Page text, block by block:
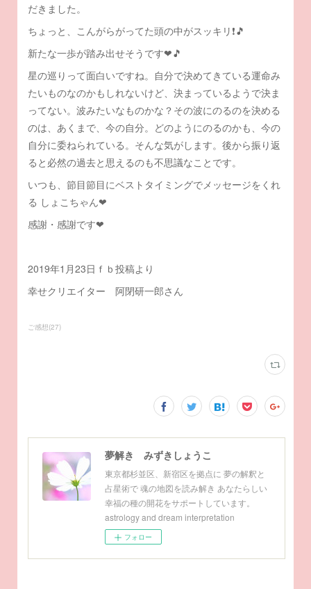
だきました。
ちょっと、こんがらがってた頭の中がスッキリ❗🎵
新たな一歩が踏み出せそうです❤🎵
星の巡りって面白いですね。自分で決めてきている運命み
たいものなのかもしれないけど、決まっているようで決ま
ってない。波みたいなものかな？その波にのるのを決める
のは、あくまで、今の自分。どのようにのるのかも、今の
自分に委ねられている。そんな気がします。後から振り返
ると必然の過去と思えるのも不思議なことです。
いつも、節目節目にベストタイミングでメッセージをくれ
る しょこちゃん❤
感謝・感謝です❤
2019年1月23日ｆｂ投稿より
幸せクリエイター 阿閉研一郎さん
ご感想(27)
夢解き みずきしょうこ
東京都杉並区、新宿区を拠点に 夢の解釈と
占星術で 魂の地図を読み解き あなたらしい
幸福の種の開花をサポートしています。
astrology and dream interpretation
フォロー